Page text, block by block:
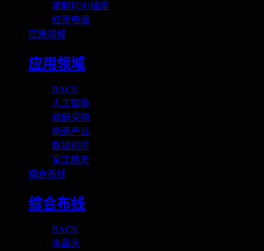
定制PDU插座
红黑电源
应用领域
应用领域
BACK
人工智能
政府采购
能源产业
数据机房
军工航天
综合布线
综合布线
BACK
水晶头